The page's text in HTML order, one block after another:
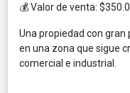
💰 Valor de venta:
Una propiedad con
en una zona que sigue
comercial e industrial.